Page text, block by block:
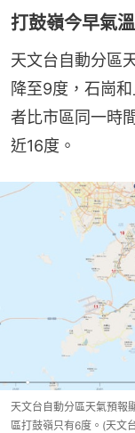
打鼓嶺今早氣
天文台自動分區
降至9度，石崗
者比市區同一時
近16度。
天文台自動分區天氣預報
區打鼓嶺只有6度。(天文